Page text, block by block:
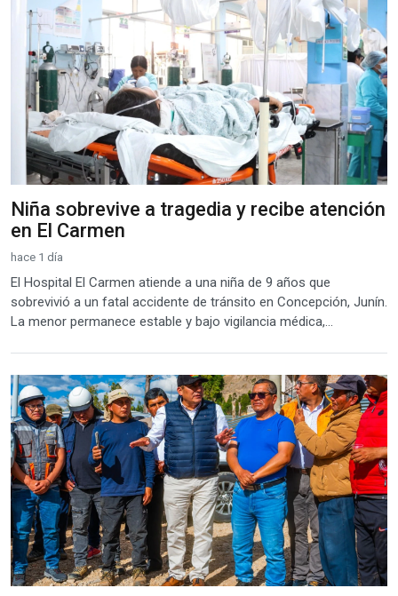
Niña sobrevive a tragedia y recibe atención
en El Carmen
hace 1 día
El Hospital El Carmen atiende a una niña de 9 años que
sobrevivió a un fatal accidente de tránsito en Concepción, Junín.
La menor permanece estable y bajo vigilancia médica,...